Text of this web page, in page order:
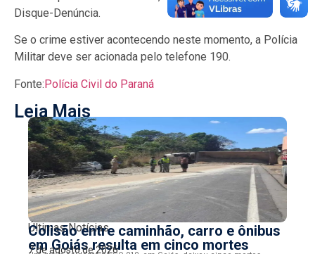
Disque-Denúncia.
Se o crime estiver acontecendo neste momento, a Polícia
Militar deve ser acionada pelo telefone 190.
Fonte:Polícia Civil do Paraná
Leia Mais
Últimas Notícias
Colisão entre caminhão, carro e ônibus
em Goiás resulta em cinco mortes
7 de agosto de 2026